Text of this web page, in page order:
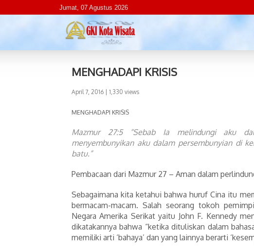
Jumat, 07 Agustus 2026
MENGHADAPI KRISIS
April 7, 2016 | 1,330 views
MENGHADAPI KRISIS
Mazmur 27:5 “Sebab Ia melindungi aku
menyembunyikan aku dalam persembunyian di
batu.”
Pembacaan dari Mazmur 27 – Aman dalam
Sebagaimana kita ketahui bahwa huruf Cina itu
bermacam-macam. Salah seorang tokoh
Negara Amerika Serikat yaitu John F. Kennedy
dikatakannya bahwa “ketika dituliskan dalam
memiliki arti ‘bahaya’ dan yang lainnya berarti